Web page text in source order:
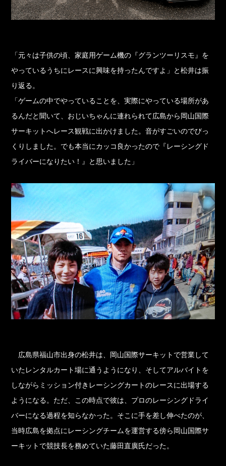
「元々は子供の頃、家庭用ゲーム機の『グランツーリスモ』を
やっているうちにレースに興味を持ったんですよ」と松井は振
り返る。
「ゲームの中でやっていることを、実際にやっている場所があ
るんだと聞いて、おじいちゃんに連れられて広島から岡山国際
サーキットへレース観戦に出かけました。音がすごいのでびっ
くりしました。でも本当にカッコ良かったので『レーシングド
ライバーになりたい！』と思いました」
広島県福山市出身の松井は、岡山国際サーキットで営業して
いたレンタルカート場に通うようになり、そしてアルバイトを
しながらミッション付きレーシングカートのレースに出場する
ようになる。ただ、この時点で彼は、プロのレーシングドライ
バーになる過程を知らなかった。そこに手を差し伸べたのが、
当時広島を拠点にレーシングチームを運営する傍ら岡山国際サ
ーキットで競技長を務めていた藤田直廣氏だった。